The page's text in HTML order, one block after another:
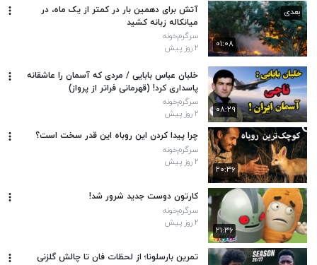
۰۱:۰۸
بعدی
آتش برای دهمین بار در کمتر از یک ماه، در
میانکاله زبانه کشید
سرگرم‌خونه
۲ روز پیش
۰۸:۲۹
خلبان عباس بابایی / مردی که آسمان را عاشقانه
پاسداری کرد! (قهرمانی فراتر از پرواز)
سرگرم‌خونه
۲ روز پیش
۲۰:۳۶
چرا پیدا کردن این روباه این قدر سخت است؟
سرگرم‌خونه
۲ روز پیش
۲۱:۳۶
کارتون دوست جدید شرور شد!
سرگرم‌خونه
۲ روز پیش
تمرین بارسلونا؛ از لحظات فان تا چالش گلزنی